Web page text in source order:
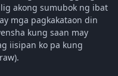
akong sumubok ng ibat
mga pagkakataon din
kung saan may
iisipan ko pa kung